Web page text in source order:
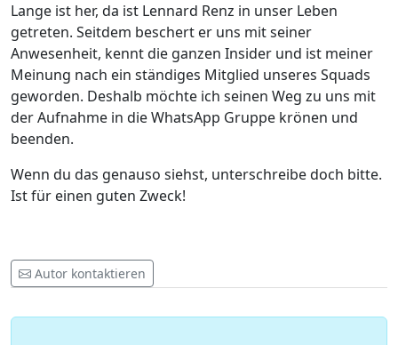
Lange ist her, da ist Lennard Renz in unser Leben
getreten. Seitdem beschert er uns mit seiner
Anwesenheit, kennt die ganzen Insider und ist meiner
Meinung nach ein ständiges Mitglied unseres Squads
geworden. Deshalb möchte ich seinen Weg zu uns mit
der Aufnahme in die WhatsApp Gruppe krönen und
beenden.
Wenn du das genauso siehst, unterschreibe doch bitte.
Ist für einen guten Zweck!
Autor kontaktieren